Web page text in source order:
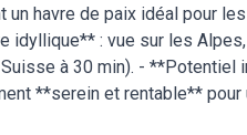
havre de paix idéal pour
idyllique** : vue sur les
à 30 min). - **Potentiel
**serein et rentable**